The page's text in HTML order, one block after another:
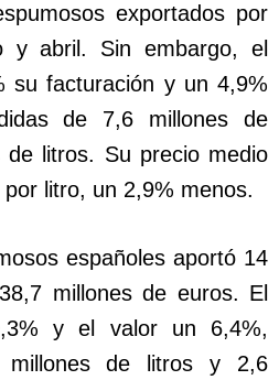
exportados por
y abril. Sin embargo, el
su facturación y un 4,9%
de 7,6 millones de
litros. Su precio medio
litro, un 2,9% menos.
españoles aportó 14
millones de euros. El
y el valor un 6,4%,
millones de litros y 2,6